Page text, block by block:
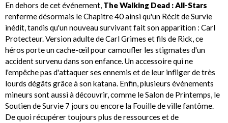
En dehors de cet événement, The Walking Dead : All-Stars
renferme désormais le Chapitre 40 ainsi qu'un Récit de Survie
inédit, tandis qu'un nouveau survivant fait son apparition : Carl
Protecteur. Version adulte de Carl Grimes et fils de Rick, ce
héros porte un cache-œil pour camoufler les stigmates d'un
accident survenu dans son enfance. Un accessoire qui ne
l'empêche pas d'attaquer ses ennemis et de leur infliger de très
lourds dégâts grâce à son katana. Enfin, plusieurs événements
mineurs sont aussi à découvrir, comme le Salon de Printemps, le
Soutien de Survie 7 jours ou encore la Fouille de ville fantôme.
De quoi récupérer toujours plus de ressources et de